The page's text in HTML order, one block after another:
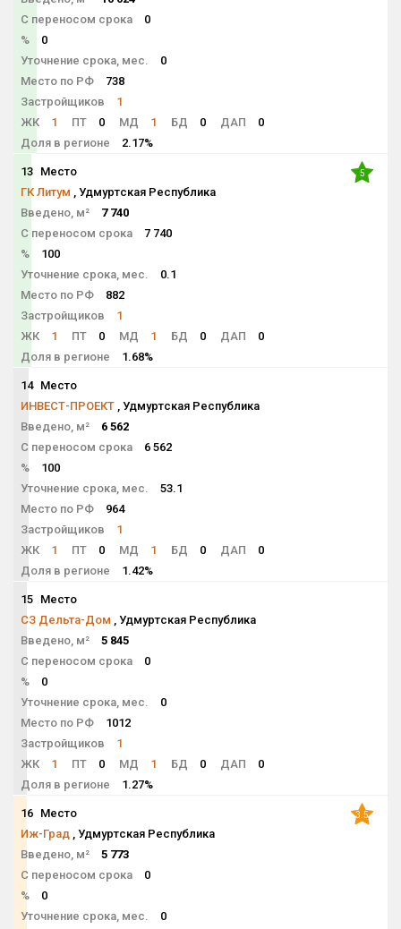
С переносом срока
0
%
0
Уточнение срока, мес.
0
Место по РФ
738
Застройщиков
1
ЖК
1 ПТ 0 МД 1 БД 0 ДАП
0
Доля в регионе
2.17%
13 Место
ГК Литум , Удмуртская Республика
Введено, м²
7 740
С переносом срока
7 740
%
100
Уточнение срока, мес.
0.1
Место по РФ
882
Застройщиков
1
ЖК
1 ПТ 0 МД 1 БД 0 ДАП
0
Доля в регионе
1.68%
5
14 Место
ИНВЕСТ-ПРОЕКТ , Удмуртская Республика
Введено, м²
6 562
С переносом срока
6 562
%
100
Уточнение срока, мес.
53.1
Место по РФ
964
Застройщиков
1
ЖК
1 ПТ 0 МД 1 БД 0 ДАП
0
Доля в регионе
1.42%
15 Место
СЗ Дельта-Дом , Удмуртская Республика
Введено, м²
5 845
С переносом срока
0
%
0
Уточнение срока, мес.
0
Место по РФ
1012
Застройщиков
1
ЖК
1 ПТ 0 МД 1 БД 0 ДАП
0
Доля в регионе
1.27%
16 Место
Иж-Град , Удмуртская Республика
Введено, м²
5 773
С переносом срока
0
%
0
Уточнение срока, мес.
0
3.5